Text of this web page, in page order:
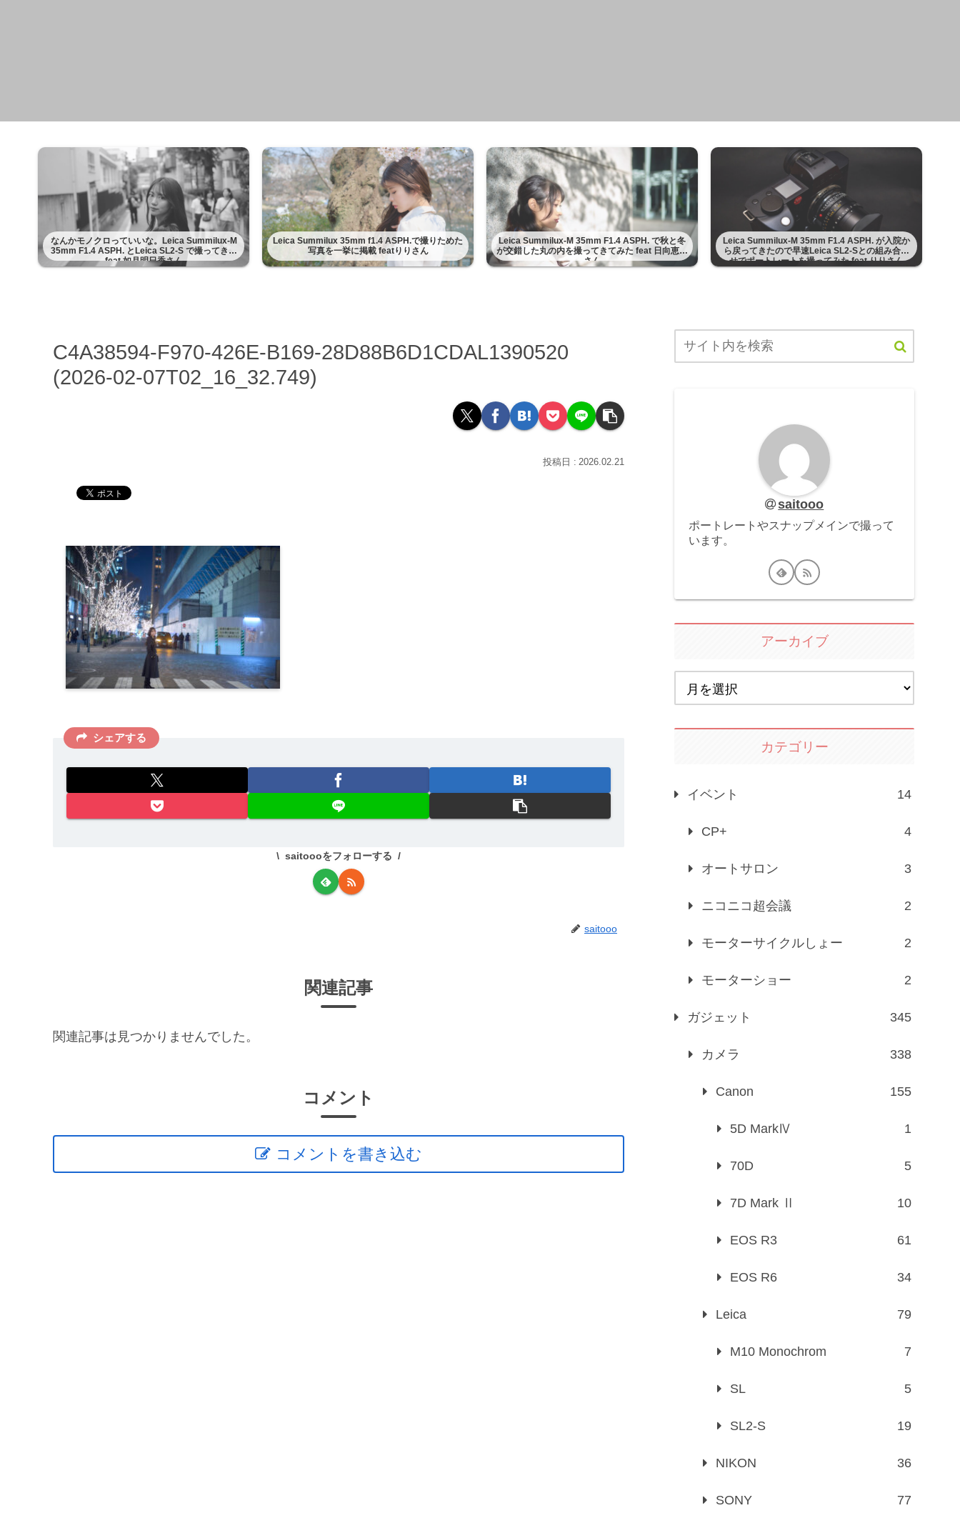
なんかモノクロっていいな。Leica Summilux-M
35mm F1.4 ASPH. とLeica SL2-S で撮ってきた
feat 如月明日香さん
Leica Summilux 35mm f1.4 ASPH.で撮りためた
写真を一挙に掲載 featりりさん
Leica Summilux-M 35mm F1.4 ASPH. で秋と冬
が交錯した丸の内を撮ってきてみた feat 日向恵理
さん
Leica Summilux-M 35mm F1.4 ASPH. が入院か
ら戻ってきたので早速Leica SL2-Sとの組み合わ
せでポートレートを撮ってみた feat りりさん
C4A38594-F970-426E-B169-28D88B6D1CDAL1390520
(2026-02-07T02_16_32.749)
2026.02.21
シェアする
saitoooをフォローする
saitooo
関連記事
関連記事は見つかりませんでした。
コメント
コメントを書き込む
saitooo
ポートレートやスナップメインで撮って
います。
アーカイブ
カテゴリー
イベント 14
CP+ 4
オートサロン 3
ニコニコ超会議 2
モーターサイクルしょー 2
モーターショー 2
ガジェット 345
カメラ 338
Canon 155
5D MarkⅣ 1
70D 5
7D Mark Ⅱ 10
EOS R3 61
EOS R6 34
Leica 79
M10 Monochrom 7
SL 5
SL2-S 19
NIKON 36
SONY 77